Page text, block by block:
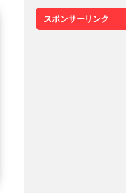
スポンサーリンク